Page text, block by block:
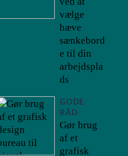
vælge
hæve
sænkebord
e til din
arbejdspla
ds
GODE
RÅD
Gør brug
af et
grafisk